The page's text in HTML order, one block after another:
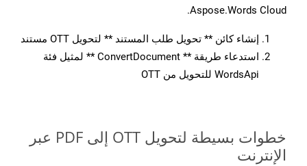
Aspose.Words Cloud.
إنشاء كائن ** تحويل طلب المستند ** لتحويل OTT مستند
استدعاء طريقة ** ConvertDocument ** لمثيل فئة
WordsApi للتحويل من OTT
خطوات بسيطة لتحويل OTT إلى PDF عبر
الإنترنت